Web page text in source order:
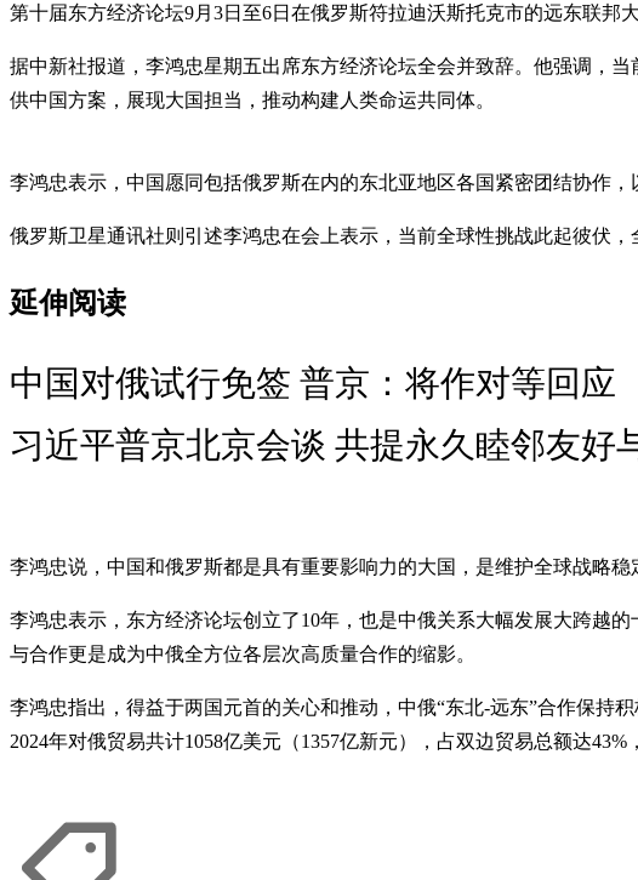
第十届东方经济论坛9月3日至6日在俄罗斯符拉迪沃斯托克市的远东联
据中新社报道，李鸿忠星期五出席东方经济论坛全会并致辞。他强调，
供中国方案，展现大国担当，推动构建人类命运共同体。
李鸿忠表示，中国愿同包括俄罗斯在内的东北亚地区各国紧密团结协作
俄罗斯卫星通讯社则引述李鸿忠在会上表示，当前全球性挑战此起彼伏
延伸阅读
中国对俄试行免签 普京：将作对等回应
习近平普京北京会谈 共提永久睦邻友好
李鸿忠说，中国和俄罗斯都是具有重要影响力的大国，是维护全球战略稳
李鸿忠表示，东方经济论坛创立了10年，也是中俄关系大幅发展大跨越
与合作更是成为中俄全方位各层次高质量合作的缩影。
李鸿忠指出，得益于两国元首的关心和推动，中俄“东北-远东”合作保持
2024年对俄贸易共计1058亿美元（1357亿新元），占双边贸易总额达43%